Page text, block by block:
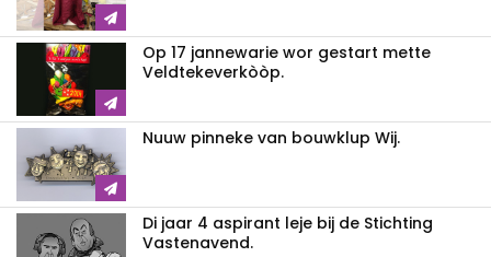
Op 17 jannewarie wor gestart mette
Veldtekeverkòòp.
Nuuw pinneke van bouwklup Wij.
Di jaar 4 aspirant leje bij de Stichting
Vastenavend.